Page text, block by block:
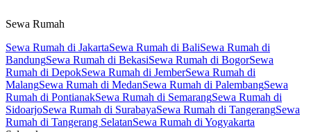
Sewa Rumah
Sewa Rumah di JakartaSewa Rumah di BaliSewa Rumah di
BandungSewa Rumah di BekasiSewa Rumah di BogorSewa
Rumah di DepokSewa Rumah di JemberSewa Rumah di
MalangSewa Rumah di MedanSewa Rumah di PalembangSewa
Rumah di PontianakSewa Rumah di SemarangSewa Rumah di
SidoarjoSewa Rumah di SurabayaSewa Rumah di TangerangSewa
Rumah di Tangerang SelatanSewa Rumah di Yogyakarta